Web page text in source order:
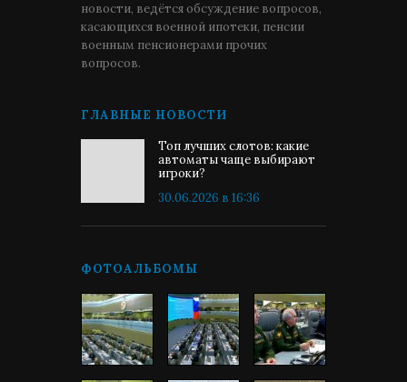
новости, ведётся обсуждение вопросов,
касающихся военной ипотеки, пенсии
военным пенсионерами прочих
вопросов.
ГЛАВНЫЕ НОВОСТИ
Топ лучших слотов: какие
автоматы чаще выбирают
игроки?
30.06.2026 в 16:36
ФОТОАЛЬБОМЫ